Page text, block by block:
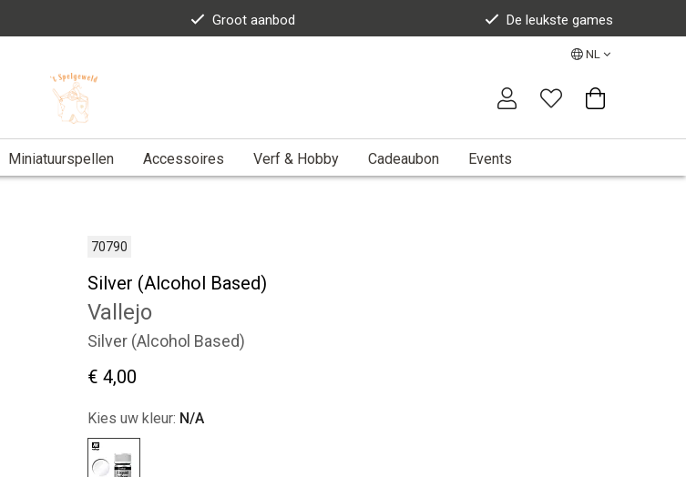
Groot aanbod De leukste games
NL
Miniatuurspellen Accessoires Verf & Hobby Cadeaubon Events
70790
Silver (Alcohol Based)
Vallejo
Silver (Alcohol Based)
€ 4,00
Kies uw kleur: N/A